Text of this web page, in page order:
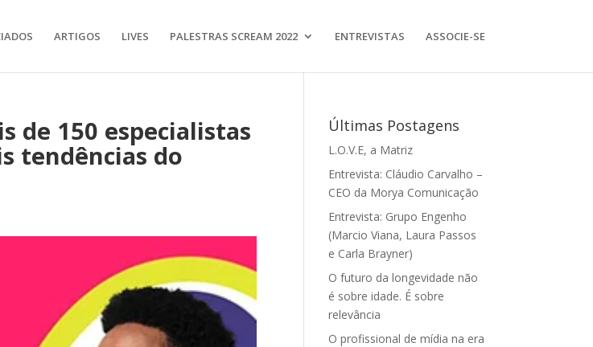
ARTIGOS LIVES PALESTRAS SCREAM 2022 ENTREVISTAS ASSOCIE-SE
de 150 especialistas
tendências do
Últimas Postagens
L.O.V.E, a Matriz
Entrevista: Cláudio Carvalho –
CEO da Morya Comunicação
Entrevista: Grupo Engenho
(Marcio Viana, Laura Passos
e Carla Brayner)
O futuro da longevidade não
é sobre idade. É sobre
relevância
O profissional de mídia na era